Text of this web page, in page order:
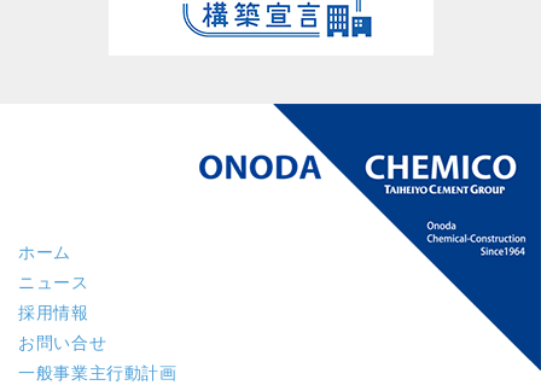
ホーム
ニュース
採用情報
お問い合せ
一般事業主行動計画